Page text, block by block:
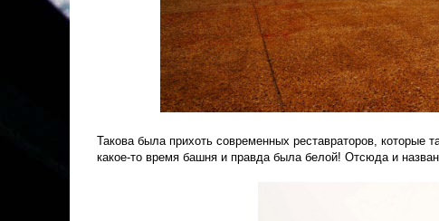
Такова была прихоть современных реставраторов, которые
какое-то время башня и правда была белой! Отсюда и